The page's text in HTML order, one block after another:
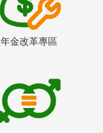
年金改革專區